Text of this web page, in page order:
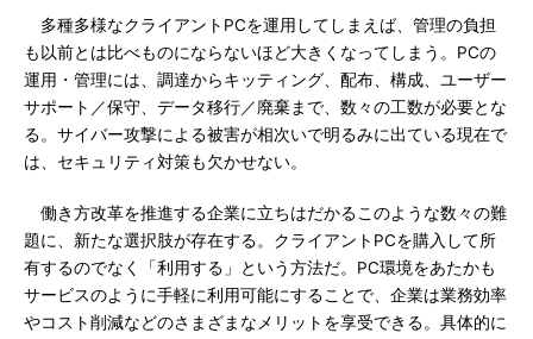
多種多様なクライアントPCを運用してしまえば、管理の負担
も以前とは比べものにならないほど大きくなってしまう。PCの
運用・管理には、調達からキッティング、配布、構成、ユーザー
サポート／保守、データ移行／廃棄まで、数々の工数が必要とな
る。サイバー攻撃による被害が相次いで明るみに出ている現在で
は、セキュリティ対策も欠かせない。
働き方改革を推進する企業に立ちはだかるこのような数々の難
題に、新たな選択肢が存在する。クライアントPCを購入して所
有するのでなく「利用する」という方法だ。PC環境をあたかも
サービスのように手軽に利用可能にすることで、企業は業務効率
やコスト削減などのさまざまなメリットを享受できる。具体的に